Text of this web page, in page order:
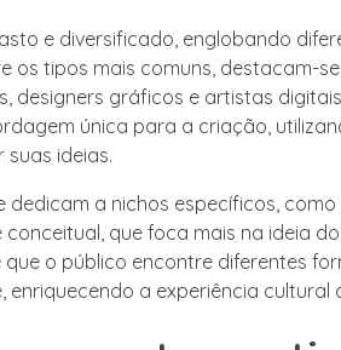
e diversificado, englobando
os tipos mais comuns, destacam-
designers gráficos e artistas
única para a criação,
ideias.
dedicam a nichos específicos,
que foca mais na ideia
o público encontre diferentes
a experiência cultural